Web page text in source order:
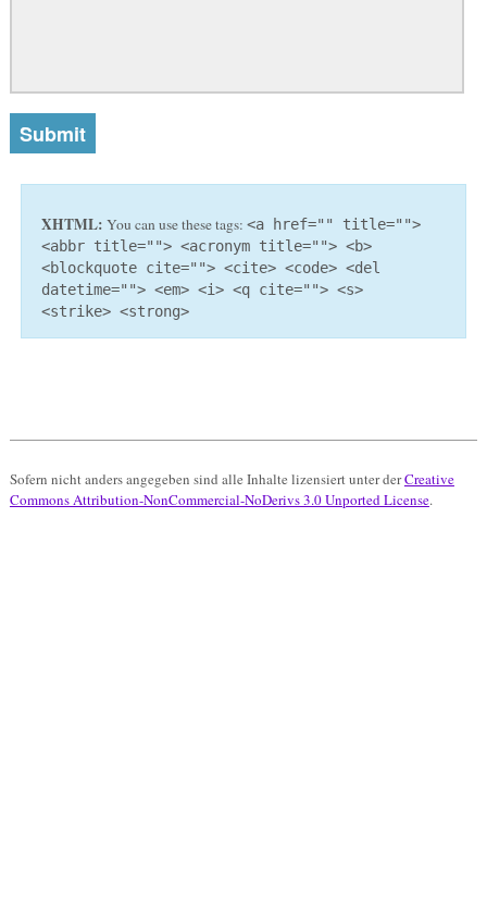
XHTML: You can use these tags: <a href="" title="">
<abbr title=""> <acronym title=""> <b>
<blockquote cite=""> <cite> <code> <del
datetime=""> <em> <i> <q cite=""> <s>
<strike> <strong>
Sofern nicht anders angegeben sind alle Inhalte lizensiert unter derCreative
Commons Attribution-NonCommercial-NoDerivs 3.0 Unported License.